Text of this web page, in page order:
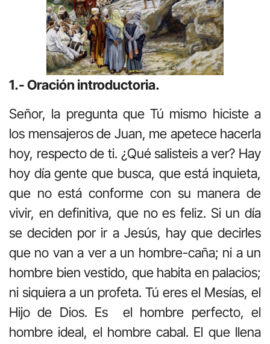
1.- Oración introductoria.
Señor, la pregunta que Tú mismo hiciste a
los mensajeros de Juan, me apetece hacerla
hoy, respecto de ti. ¿Qué salisteis a ver? Hay
hoy día gente que busca, que está inquieta,
que no está conforme con su manera de
vivir, en definitiva, que no es feliz. Si un día
se deciden por ir a Jesús, hay que decirles
que no van a ver a un hombre-caña; ni a un
hombre bien vestido, que habita en palacios;
ni siquiera a un profeta. Tú eres el Mesías, el
Hijo de Dios. Es el hombre perfecto, el
hombre ideal, el hombre cabal. El que llena